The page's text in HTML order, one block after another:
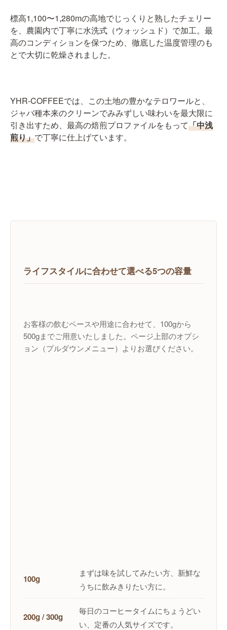
標高1,100〜1,280mの高地でじっくりと熟したチェリー
を、農園内で丁寧に水洗式（ウォッシュド）で加工。最
高のコンディションを保つため、徹底した温度管理のも
とで大切に乾燥されました。
YHR-COFFEEでは、この土地の豊かなテロワールと、
ジャバ種本来のクリーンでみみずしい味わいを最大限に
引き出すため、最高の焙煎プロファイルをもって「中浅
煎り」で丁寧に仕上げています。
ライフスタイルに合わせて選べる5つの容量
お客様の飲むペースや用途に合わせて、100gから
500gまでご用意いたしました。ページ上部のオプシ
ョン（プルダウンメニュー）よりお選びください。
100g
まずは味を試してみたい方、新鮮な
うちに飲みきりたい方に。
200g / 300g
毎日のコーヒータイムにちょうどい
い、定番の人気サイズです。